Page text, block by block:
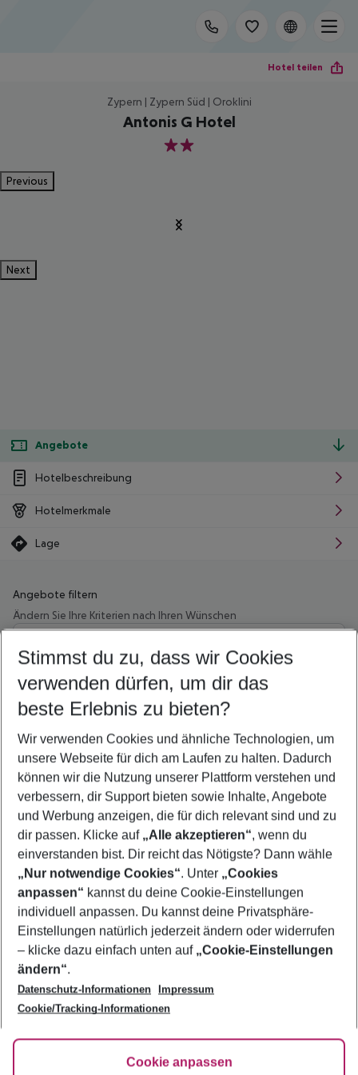
Hotel teilen
Zypern | Zypern Süd | Oroklini
Antonis G Hotel
2
Previous
Next
Angebote
Hotelbeschreibung
Hotelmerkmale
Lage
Angebote filtern
Ändern Sie Ihre Kriterien nach Ihren Wünschen
Wähle deinen Abflughafen
Beliebiger Abflughafen
Wähle deinen Reisezeitraum
5-8 Nächte
2 Erwachsene Keine Kinder
Mehr Filter anzeigen
Footer
Footer navigation
Über uns
AGB
Bestpreisgarantie
Cookie-Einstellungen ändern
Cookie-Richtlinie
Agenturbetreuung
Barrierefreies Reisen
FAQ
HanseMerkur Reiseversicherung
Folge uns
Stimmst du zu, dass wir Cookies
verwenden dürfen, um dir das
beste Erlebnis zu bieten?
Wir verwenden Cookies und ähnliche Technologien, um
unsere Webseite für dich am Laufen zu halten. Dadurch
können wir die Nutzung unserer Plattform verstehen und
verbessern, dir Support bieten sowie Inhalte, Angebote
und Werbung anzeigen, die für dich relevant sind und zu
dir passen. Klicke auf „Alle akzeptieren“, wenn du
einverstanden bist. Dir reicht das Nötigste? Dann wähle
„Nur notwendige Cookies“. Unter „Cookies
anpassen“ kannst du deine Cookie-Einstellungen
individuell anpassen. Du kannst deine Privatsphäre-
Einstellungen natürlich jederzeit ändern oder widerrufen
– klicke dazu einfach unten auf „Cookie-Einstellungen
ändern“.
Datenschutz-Informationen
Impressum
Cookie/Tracking-Informationen
Cookie anpassen